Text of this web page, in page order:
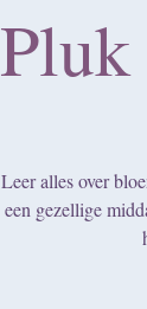
Leer alles over
een gezellige